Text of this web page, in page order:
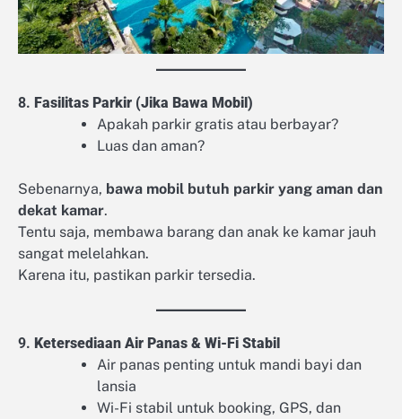
8. Fasilitas Parkir (Jika Bawa Mobil)
Apakah parkir gratis atau berbayar?
Luas dan aman?
Sebenarnya, bawa mobil butuh parkir yang aman dan
dekat kamar.
Tentu saja, membawa barang dan anak ke kamar jauh
sangat melelahkan.
Karena itu, pastikan parkir tersedia.
9. Ketersediaan Air Panas & Wi-Fi Stabil
Air panas penting untuk mandi bayi dan
lansia
Wi-Fi stabil untuk booking, GPS, dan